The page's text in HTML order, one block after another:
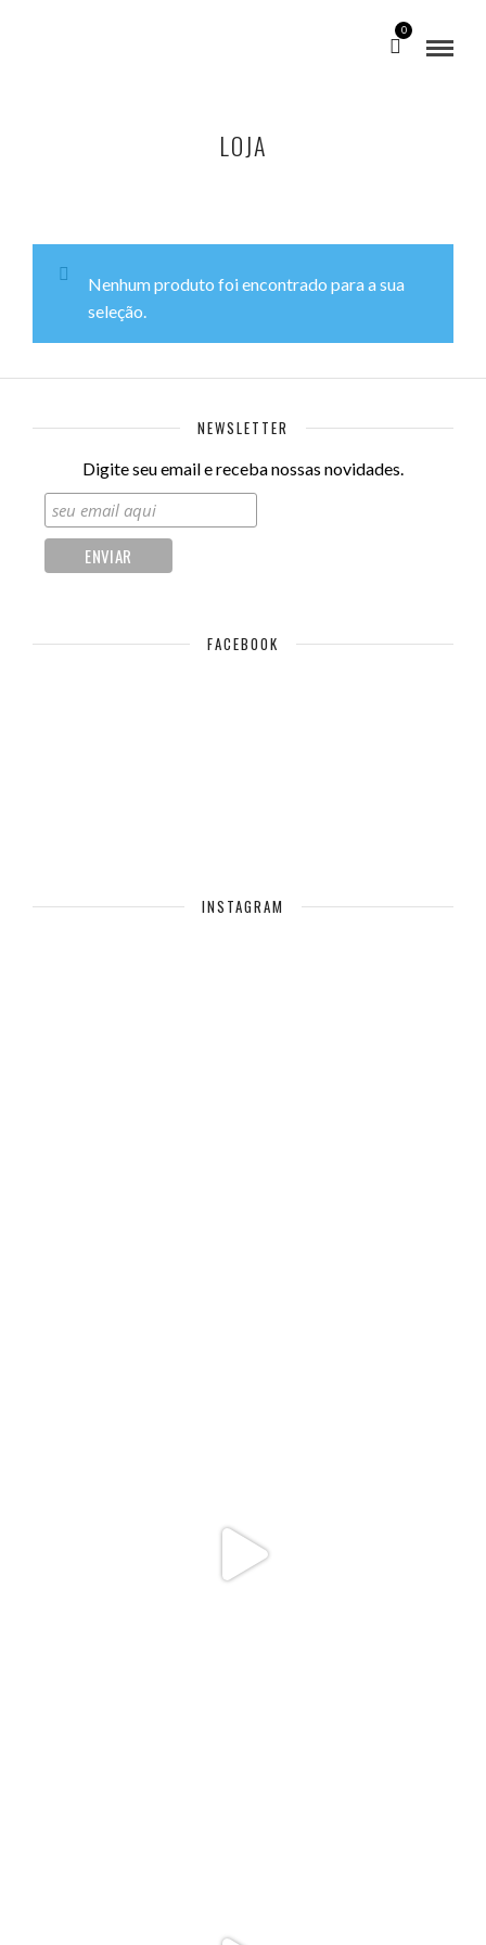
0
LOJA
Nenhum produto foi encontrado para a sua
seleção.
NEWSLETTER
Digite seu email e receba nossas novidades.
FACEBOOK
INSTAGRAM